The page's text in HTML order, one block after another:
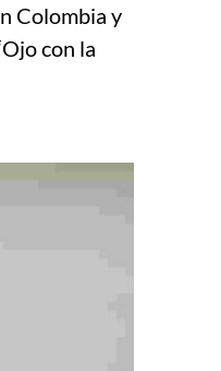
Colombia y
con la